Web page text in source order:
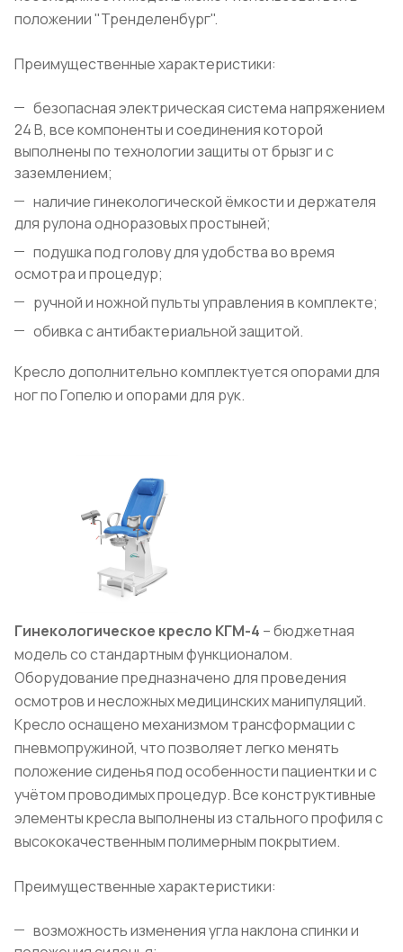
положении "Тренделенбург".
Преимущественные характеристики:
безопасная электрическая система напряжением
24 В, все компоненты и соединения которой
выполнены по технологии защиты от брызг и с
заземлением;
наличие гинекологической ёмкости и держателя
для рулона одноразовых простыней;
подушка под голову для удобства во время
осмотра и процедур;
ручной и ножной пульты управления в комплекте;
обивка с антибактериальной защитой.
Кресло дополнительно комплектуется опорами для
ног по Гопелю и опорами для рук.
Гинекологическое кресло КГМ-4 – бюджетная
модель со стандартным функционалом.
Оборудование предназначено для проведения
осмотров и несложных медицинских манипуляций.
Кресло оснащено механизмом трансформации с
пневмопружиной, что позволяет легко менять
положение сиденья под особенности пациентки и с
учётом проводимых процедур. Все конструктивные
элементы кресла выполнены из стального профиля с
высококачественным полимерным покрытием.
Преимущественные характеристики:
возможность изменения угла наклона спинки и